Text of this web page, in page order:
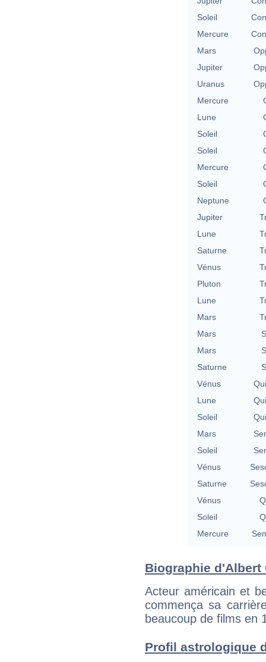
Soleil
Mercure
Mars
Jupiter
Uranus
Mercure
Lune
Soleil
Soleil
Mercure
Soleil
Neptune
Jupiter
Lune
Saturne
Vénus
Pluton
Lune
Mars
Mars
Mars
Saturne
Vénus
Lune
Soleil
Mars
Soleil
Vénus
Saturne
Vénus
Soleil
Mercure
Biographie d'Albert
Acteur américain et
commença sa
beaucoup de films en
Profil astrologique